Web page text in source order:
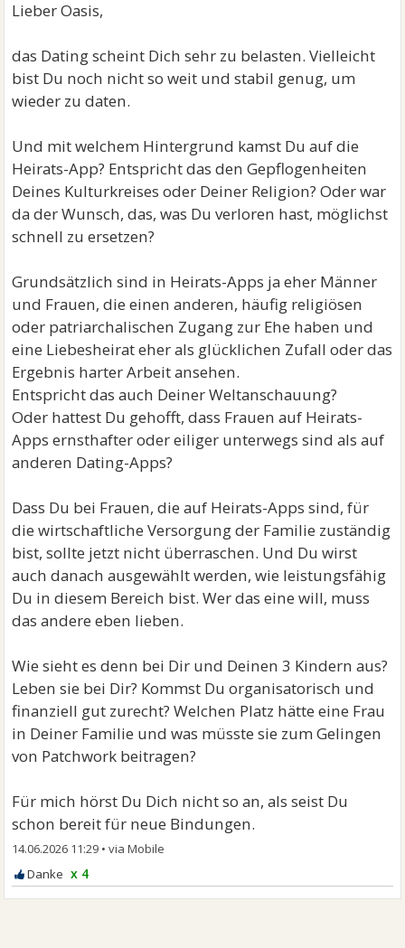
Lieber Oasis,
das Dating scheint Dich sehr zu belasten. Vielleicht
bist Du noch nicht so weit und stabil genug, um
wieder zu daten.
Und mit welchem Hintergrund kamst Du auf die
Heirats-App? Entspricht das den Gepflogenheiten
Deines Kulturkreises oder Deiner Religion? Oder war
da der Wunsch, das, was Du verloren hast, möglichst
schnell zu ersetzen?
Grundsätzlich sind in Heirats-Apps ja eher Männer
und Frauen, die einen anderen, häufig religiösen
oder patriarchalischen Zugang zur Ehe haben und
eine Liebesheirat eher als glücklichen Zufall oder das
Ergebnis harter Arbeit ansehen.
Entspricht das auch Deiner Weltanschauung?
Oder hattest Du gehofft, dass Frauen auf Heirats-
Apps ernsthafter oder eiliger unterwegs sind als auf
anderen Dating-Apps?
Dass Du bei Frauen, die auf Heirats-Apps sind, für
die wirtschaftliche Versorgung der Familie zuständig
bist, sollte jetzt nicht überraschen. Und Du wirst
auch danach ausgewählt werden, wie leistungsfähig
Du in diesem Bereich bist. Wer das eine will, muss
das andere eben lieben.
Wie sieht es denn bei Dir und Deinen 3 Kindern aus?
Leben sie bei Dir? Kommst Du organisatorisch und
finanziell gut zurecht? Welchen Platz hätte eine Frau
in Deiner Familie und was müsste sie zum Gelingen
von Patchwork beitragen?
Für mich hörst Du Dich nicht so an, als seist Du
schon bereit für neue Bindungen.
14.06.2026 11:29 •
x 4